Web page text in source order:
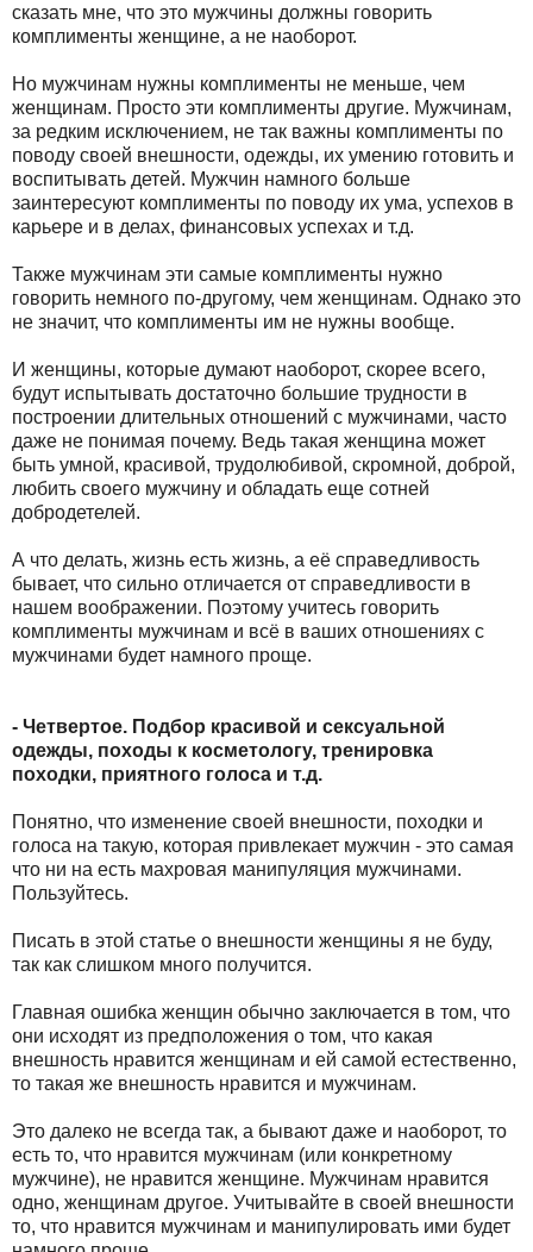
сказать мне, что это мужчины должны говорить
комплименты женщине, а не наоборот.
Но мужчинам нужны комплименты не меньше, чем
женщинам. Просто эти комплименты другие. Мужчинам,
за редким исключением, не так важны комплименты по
поводу своей внешности, одежды, их умению готовить и
воспитывать детей. Мужчин намного больше
заинтересуют комплименты по поводу их ума, успехов в
карьере и в делах, финансовых успехах и т.д.
Также мужчинам эти самые комплименты нужно
говорить немного по-другому, чем женщинам. Однако это
не значит, что комплименты им не нужны вообще.
И женщины, которые думают наоборот, скорее всего,
будут испытывать достаточно большие трудности в
построении длительных отношений с мужчинами, часто
даже не понимая почему. Ведь такая женщина может
быть умной, красивой, трудолюбивой, скромной, доброй,
любить своего мужчину и обладать еще сотней
добродетелей.
А что делать, жизнь есть жизнь, а её справедливость
бывает, что сильно отличается от справедливости в
нашем воображении. Поэтому учитесь говорить
комплименты мужчинам и всё в ваших отношениях с
мужчинами будет намного проще.
- Четвертое. Подбор красивой и сексуальной
одежды, походы к косметологу, тренировка
походки, приятного голоса и т.д.
Понятно, что изменение своей внешности, походки и
голоса на такую, которая привлекает мужчин - это самая
что ни на есть махровая манипуляция мужчинами.
Пользуйтесь.
Писать в этой статье о внешности женщины я не буду,
так как слишком много получится.
Главная ошибка женщин обычно заключается в том, что
они исходят из предположения о том, что какая
внешность нравится женщинам и ей самой естественно,
то такая же внешность нравится и мужчинам.
Это далеко не всегда так, а бывают даже и наоборот, то
есть то, что нравится мужчинам (или конкретному
мужчине), не нравится женщине. Мужчинам нравится
одно, женщинам другое. Учитывайте в своей внешности
то, что нравится мужчинам и манипулировать ими будет